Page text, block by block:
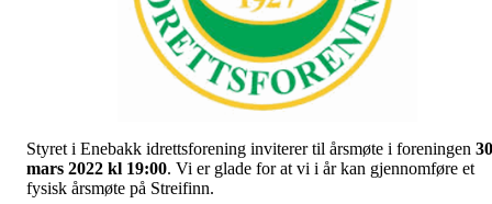
Styret i Enebakk idrettsforening inviterer til årsmøte i foreningen
mars 2022 kl 19:00. Vi er glade for at vi i år kan gjennomføre et
fysisk årsmøte på Streifinn.